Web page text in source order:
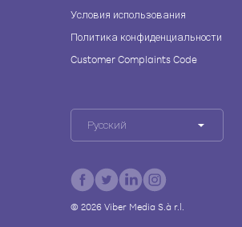
Условия использования
Политика конфиденциальности
Customer Complaints Code
Русский
© 2026Viber Media S.à r.l.